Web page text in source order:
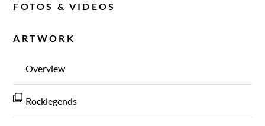
FOTOS & VIDEOS
ARTWORK
Overview
Rocklegends